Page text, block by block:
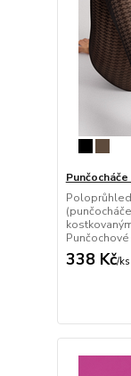
Punčochové
338 Kč/ks